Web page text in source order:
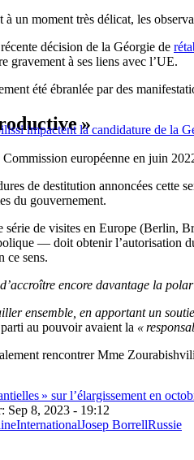
un moment très délicat, les
décision de la Géorgie de
gravement à ses liens avec l’UE.
été ébranlée par des
impactent la candidature de la
»
européenne en juin
de destitution annoncées
du gouvernement.
de visites en Europe (Berlin,
— doit obtenir l’autorisation
ce sens.
encore davantage la
ensemble, en apportant un
au pouvoir avaient la «
rencontrer Mme
» sur l’élargissement en
Sep 8, 2023 - 19:12
InternationalJosep BorrellRussie